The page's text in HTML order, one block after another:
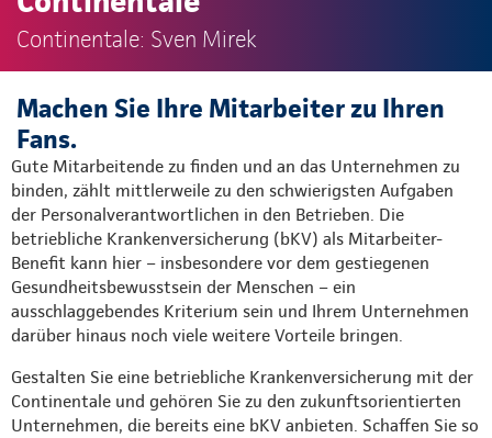
Continentale: Sven Mirek
Machen Sie Ihre Mitarbeiter zu Ihren
Fans.
Gute Mitarbeitende zu finden und an das Unternehmen zu
binden, zählt mittlerweile zu den schwierigsten Aufgaben
der Personalverantwortlichen in den Betrieben. Die
betriebliche Krankenversicherung (bKV) als Mitarbeiter-
Benefit kann hier – insbesondere vor dem gestiegenen
Gesundheitsbewusstsein der Menschen – ein
ausschlaggebendes Kriterium sein und Ihrem Unternehmen
darüber hinaus noch viele weitere Vorteile bringen.
Gestalten Sie eine betriebliche Krankenversicherung mit der
Continentale und gehören Sie zu den zukunftsorientierten
Unternehmen, die bereits eine bKV anbieten. Schaffen Sie so